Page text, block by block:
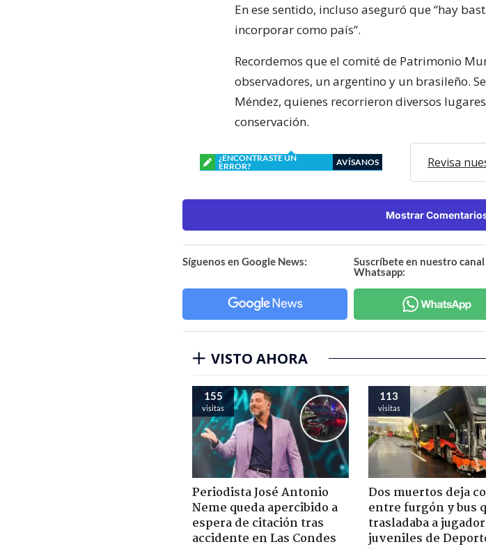
En ese sentido, incluso aseguró que “hay
incorporar como país”.
Recordemos que el comité de Patrimonio
observadores, un argentino y un brasileño.
Méndez, quienes recorrieron diversos
conservación.
¿ENCONTRASTE UN
ERROR?
AVÍSANOS Revisa
Mostrar
Síguenos en Google News:
Suscríbete en nuestro
Whatsapp:
VISTO AHORA
155
visitas
Periodista José Antonio
Neme queda apercibido a
espera de citación tras
accidente en Las Condes
113
visitas
Dos muertos deja
entre furgón y bus
trasladaba a
juveniles de